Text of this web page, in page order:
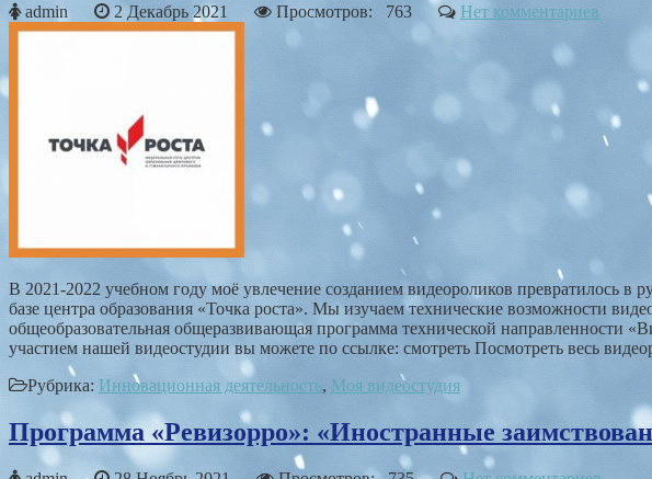
admin 2 Декабрь 2021 Просмотров: 763 Нет комментариев
В 2021-2022 учебном году моё увлечение созданием видеороликов превратилось в
базе центра образования «Точка роста». Мы изучаем технические возможности
общеобразовательная общеразвивающая программа технической
участием нашей видеостудии вы можете по ссылке: смотреть Посмотреть весь
Рубрика: Инновационная деятельность, Моя видеостудия
Программа «Ревизорро»: «Иностранные